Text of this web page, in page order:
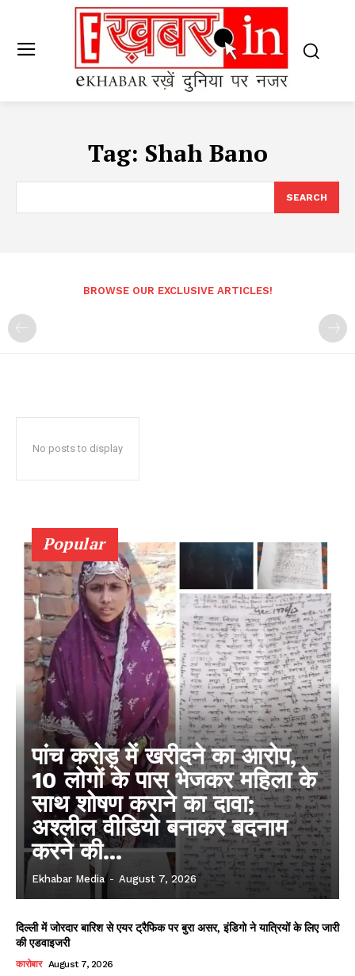
Tag: Shah Bano
SEARCH
BROWSE OUR EXCLUSIVE ARTICLES!
No posts to display
Popular
पांच करोड़ में खरीदने का आरोप,
10 लोगों के पास भेजकर महिला के
साथ शोषण कराने का दावा;
अश्लील वीडियो बनाकर बदनाम
करने की...
Ekhabar Media - August 7, 2026
दिल्ली में जोरदार बारिश से एयर ट्रैफिक पर बुरा असर, इंडिगो ने यात्रियों के लिए जारी
की एडवाइजरी
कारोबार August 7, 2026